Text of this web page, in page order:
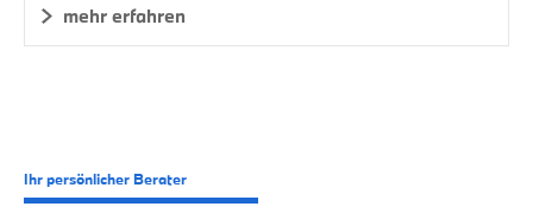
mehr erfahren
Ihr persönlicher Berater